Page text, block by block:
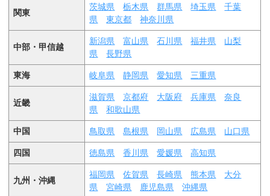
関東
茨城県 栃木県 群馬県 埼玉県
千葉
県
東京都 神奈川県
中部・甲信越
新潟県 富山県 石川県 福井県
山梨
県
長野県
東海 岐阜県 静岡県 愛知県 三重県
近畿
滋賀県 京都府 大阪府 兵庫県
奈良
県
和歌山県
中国 鳥取県 島根県 岡山県 広島県 山口県
四国 徳島県 香川県 愛媛県 高知県
九州・沖縄
福岡県 佐賀県 長崎県 熊本県
大分
県
宮崎県 鹿児島県 沖縄県